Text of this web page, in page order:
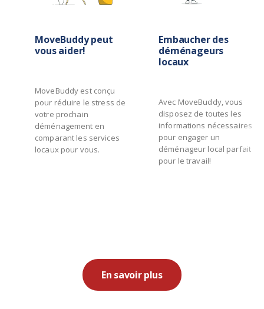
MoveBuddy peut
vous aider!
MoveBuddy est conçu
pour réduire le stress de
votre prochain
déménagement en
comparant les services
locaux pour vous.
Embaucher des
déménageurs
locaux
Avec MoveBuddy, vous
disposez de toutes les
informations nécessaires
pour engager un
déménageur local parfait
pour le travail!
En savoir plus